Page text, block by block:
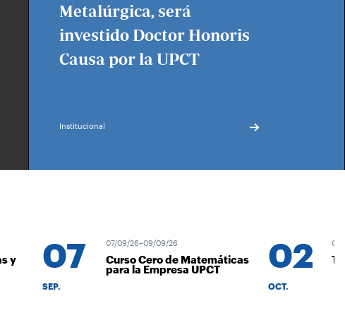
Metalúrgica, será
investido Doctor Honoris
Causa por la UPCT
Institucional
07
SEP.
07/09/26–09/09/26
Curso Cero de Matemáticas
para la Empresa UPCT 02
OCT.
02/10/